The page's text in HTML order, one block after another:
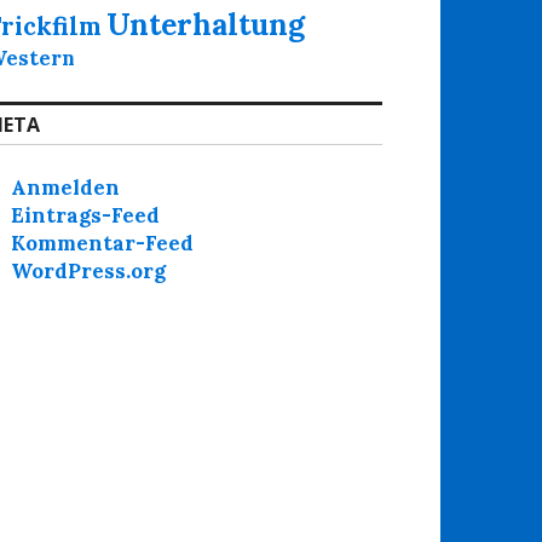
Unterhaltung
Anmelden
Eintrags-Feed
Kommentar-Feed
WordPress.org